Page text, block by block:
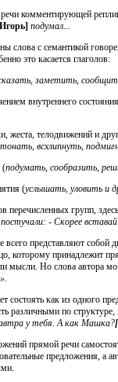
комментирующей
Игорь] подумал...
слова с семантикой
это касается глаголов:
заметить,
внутреннего
жеста, телодвижений и
всхлипнуть,
(подумать, сообразить,
(услышать, уловить и
перечисленных групп,
постучали: - Скорее
всего представляют собой
которому принадлежит
мысли. Но слова автора
состоять как из одного
различными по
у тебя. А как Машка?
прямой речи
предложения, а